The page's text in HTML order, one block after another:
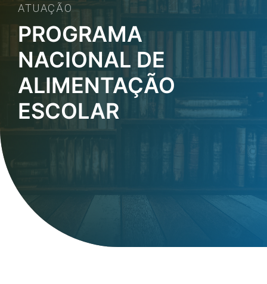
ATUAÇÃO
PROGRAMA
NACIONAL DE
ALIMENTAÇÃO
ESCOLAR